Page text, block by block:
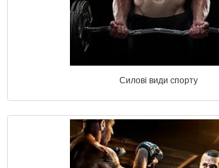
Силові види спорту